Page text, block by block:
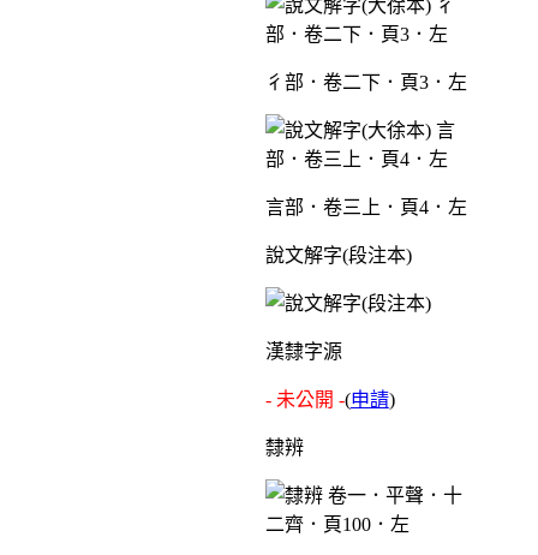
彳部．卷二下．頁3．左
言部．卷三上．頁4．左
說文解字(段注本)
漢隸字源
- 未公開 -(申請)
隸辨